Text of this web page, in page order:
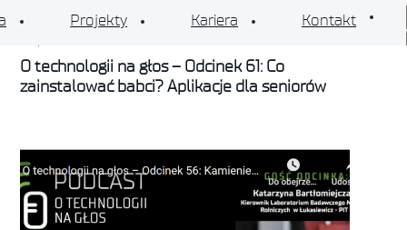
Projekty Kariera Kontakt
O technologii na głos – Odcinek 61: Co
zainstalować babci? Aplikacje dla seniorów